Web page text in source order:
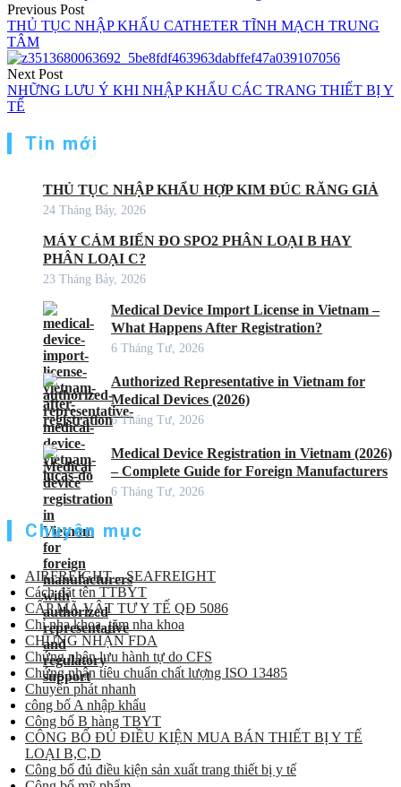
Previous Post
THỦ TỤC NHẬP KHẨU CATHETER TĨNH MẠCH TRUNG
TÂM
Next Post
NHỮNG LƯU Ý KHI NHẬP KHẨU CÁC TRANG THIẾT BỊ Y
TẾ
Tin mới
THỦ TỤC NHẬP KHẨU HỢP KIM ĐÚC RĂNG GIẢ
24 Tháng Bảy, 2026
MÁY CẢM BIẾN ĐO SPO2 PHÂN LOẠI B HAY
PHÂN LOẠI C?
23 Tháng Bảy, 2026
Medical Device Import License in Vietnam –
What Happens After Registration?
6 Tháng Tư, 2026
Authorized Representative in Vietnam for
Medical Devices (2026)
6 Tháng Tư, 2026
Medical Device Registration in Vietnam (2026)
– Complete Guide for Foreign Manufacturers
6 Tháng Tư, 2026
Chuyên mục
AIRFREIGHT – SEAFREIGHT
Cách đặt tên TTBYT
CẤP MÃ VẬT TƯ Y TẾ QĐ 5086
Chỉ nha khoa, tăm nha khoa
CHỨNG NHẬN FDA
Chứng nhận lưu hành tự do CFS
Chứng nhận tiêu chuẩn chất lượng ISO 13485
Chuyển phát nhanh
công bố A nhập khẩu
Công bố B hàng TBYT
CÔNG BỐ ĐỦ ĐIỀU KIỆN MUA BÁN THIẾT BỊ Y TẾ
LOẠI B,C,D
Công bố đủ điều kiện sản xuất trang thiết bị y tế